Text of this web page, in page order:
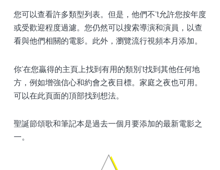
您可以查看許多類型列表。但是，他們不't允許您按年度
或受歡迎程度過濾。您仍然可以搜索導演和演員，以查
看與他們相關的電影。此外，瀏覽流行視頻本月添加。
你'在您贏得的主頁上找到有用的類別’t找到其他任何地
方，例如增強信心和約會之夜目標。家庭之夜也可用。
可以在此頁面的頂部找到想法。
聖誕節頌歌和筆記本是過去一個月要添加的最新電影之
一。